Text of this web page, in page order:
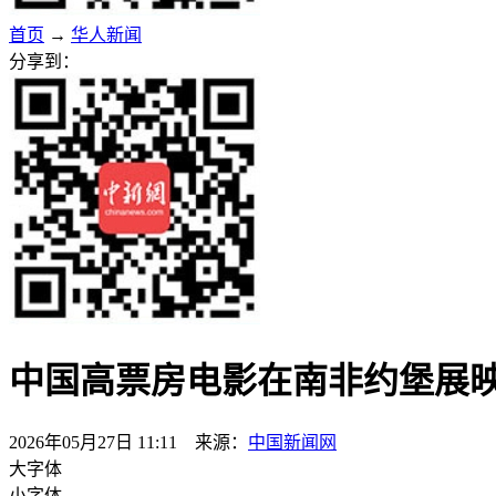
首页 → 华人新闻
分享到：
中国高票房电影在南非约堡展
2026年05月27日 11:11 来源： 中国新闻网
大字体